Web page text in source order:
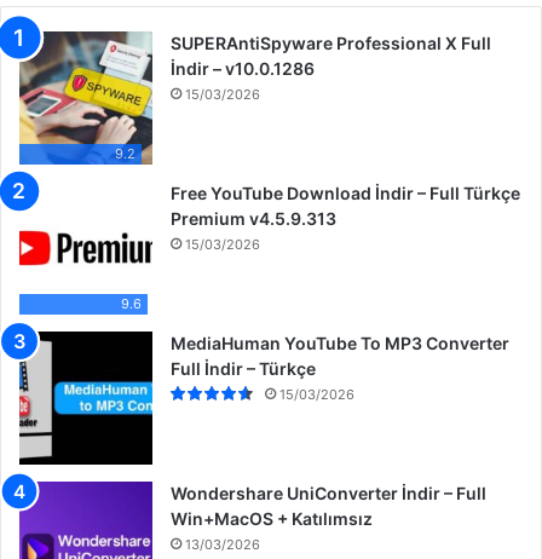
:
9.2
SUPERAntiSpyware Professional X Full
İndir – v10.0.1286
15/03/2026
9.6
Free YouTube Download İndir – Full Türkçe
Premium v4.5.9.313
15/03/2026
MediaHuman YouTube To MP3 Converter
Full İndir – Türkçe
15/03/2026
Wondershare UniConverter İndir – Full
Win+MacOS + Katılımsız
13/03/2026